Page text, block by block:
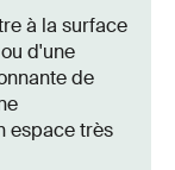
à la surface
d'une
de
espace très